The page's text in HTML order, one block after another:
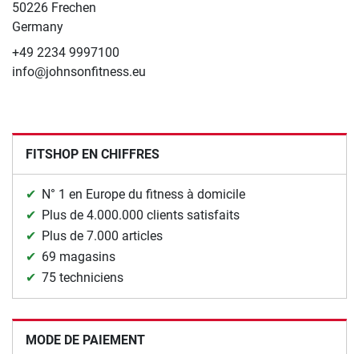
50226 Frechen
Germany
+49 2234 9997100
info@johnsonfitness.eu
FITSHOP EN CHIFFRES
N° 1 en Europe du fitness à domicile
Plus de 4.000.000 clients satisfaits
Plus de 7.000 articles
69 magasins
75 techniciens
MODE DE PAIEMENT